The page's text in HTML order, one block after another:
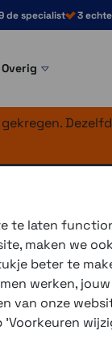
de specialist 3
Overig
te laten
maken we
beter te
werken,
van onze